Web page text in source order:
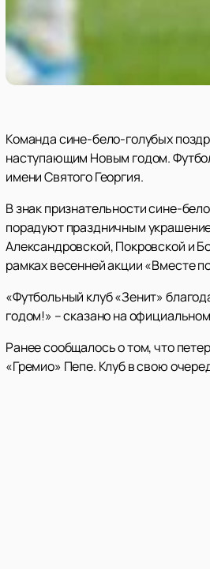
Команда сине-бело-голубых
наступающим Новым годом.
имени Святого Георгия.
В знак признательности сине-
порадуют праздничным
Александровской, Покровской и
рамках весенней акции «Вместе
«Футбольный клуб «Зенит»
годом!» – сказано на
Ранее сообщалось о том, что
«Гремио» Пепе. Клуб в свою